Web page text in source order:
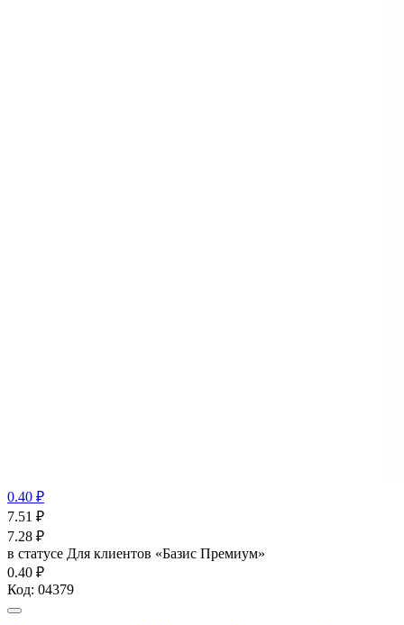
0.40 ₽
7.51 ₽
7.28 ₽
в статусе Для клиентов «Базис Премиум»
0.40 ₽
Код: 04379